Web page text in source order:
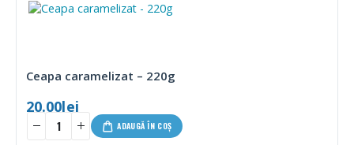
Ceapa caramelizat – 220g
20.00lei
ADAUGĂ ÎN COȘ